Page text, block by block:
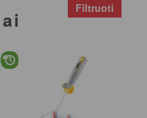
Filtruoti